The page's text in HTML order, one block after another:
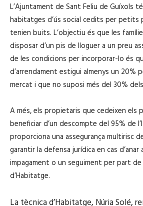
L’Ajuntament de Sant Feliu de Guíxols
habitatges d’ús social cedits per petits
tenien buits. L’objectiu és que les
disposar d’un pis de lloguer a un preu
de les condicions per incorporar-lo és
d’arrendament estigui almenys un 20%
mercat i que no suposi més del 30%
A més, els propietaris que cedeixen els
beneficiar d’un descompte del 95% de
proporciona una assegurança multirisc
garantir la defensa jurídica en cas d’anar
impagament o un seguiment per part de
d’Habitatge.
La tècnica d’Habitatge, Núria Solé,